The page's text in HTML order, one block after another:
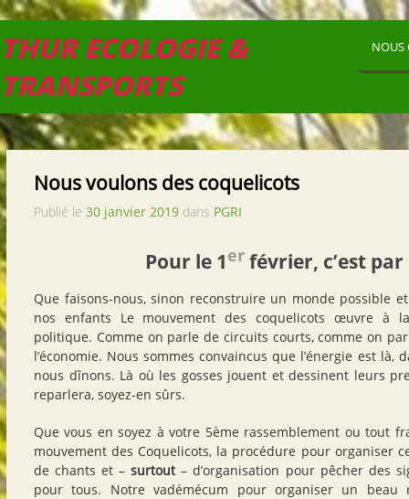
THUR ECOLOGIE &
TRANSPORTS
NOUS
Nous voulons des coquelicots
Publié le 30 janvier 2019 dans PGRI
Pour le 1erfévrier, c’est par
Que faisons-nous, sinon reconstruire un monde possible
nos enfants Le mouvement des coquelicots œuvre à
politique. Comme on parle de circuits courts, comme on
l’économie. Nous sommes convaincus que l’énergie est là,
nous dînons. Là où les gosses jouent et dessinent leurs
reparlera, soyez-en sûrs.
Que vous en soyez à votre 5ème rassemblement ou tout
mouvement des Coquelicots, la procédure pour organiser
de chants et –surtout– d’organisation pour pêcher des
pour tous. Notre vadémécum pour organiser un beau